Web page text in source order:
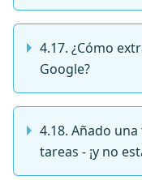
4.17. ¿Cómo
Google?
4.18. Añado
tareas - ¡y no